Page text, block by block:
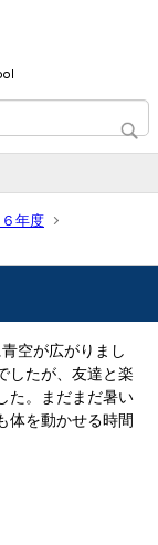
年度
青空が広がりまし
したが、友達と楽
た。まだまだ暑い
体を動かせる時間